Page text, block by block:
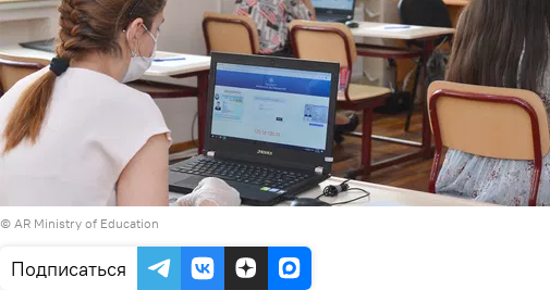
© AR Ministry of Education
Подписаться